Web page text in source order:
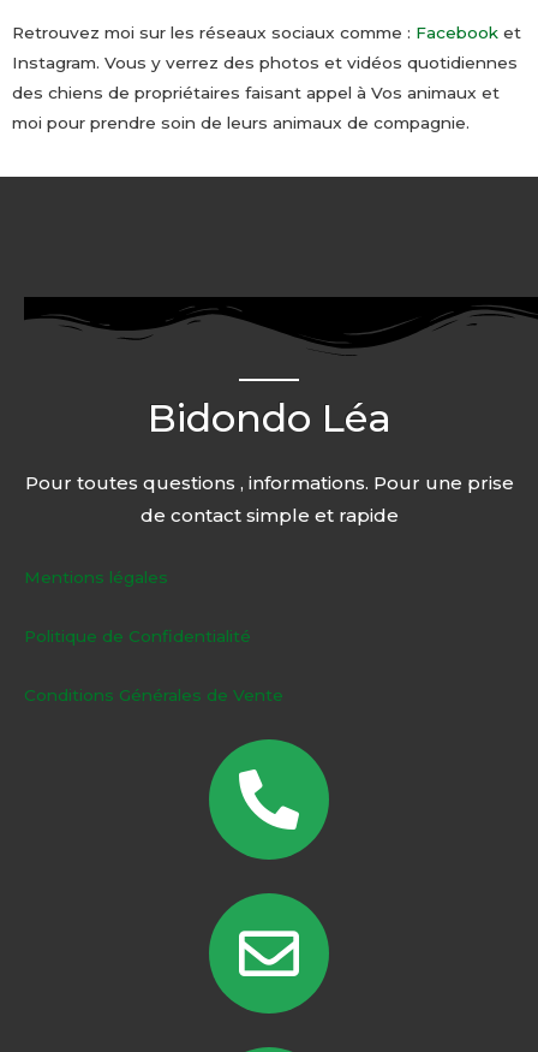
Retrouvez moi sur les réseaux sociaux comme : Facebook et
Instagram. Vous y verrez des photos et vidéos quotidiennes
des chiens de propriétaires faisant appel à Vos animaux et
moi pour prendre soin de leurs animaux de compagnie.
Bidondo Léa
Pour toutes questions , informations. Pour une prise
de contact simple et rapide
Mentions légales
Politique de Confidentialité
Conditions Générales de Vente